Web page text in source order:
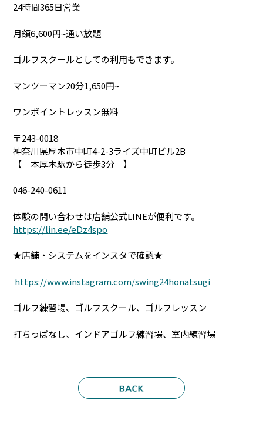
24時間365日営業
月額6,600円~通い放題
ゴルフスクールとしての利用もできます。
マンツーマン20分1,650円~
ワンポイントレッスン無料
〒243-0018
神奈川県厚木市中町4-2-3ライズ中町ビル2B
【 本厚木駅から徒歩3分 】
046-240-0611
体験の問い合わせは店舗公式LINEが便利です。
https://lin.ee/eDz4spo
★店舗・システムをインスタで確認★
https://www.instagram.com/swing24honatsugi
ゴルフ練習場、ゴルフスクール、ゴルフレッスン
打ちっぱなし、インドアゴルフ練習場、室内練習場